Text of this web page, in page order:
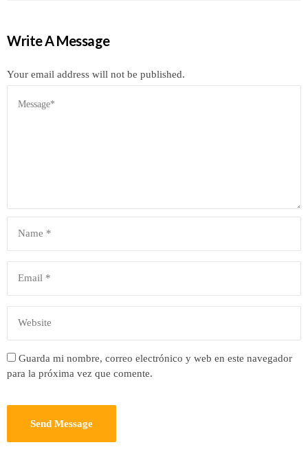
Write A Message
Your email address will not be published.
Guarda mi nombre, correo electrónico y web en este navegador
para la próxima vez que comente.